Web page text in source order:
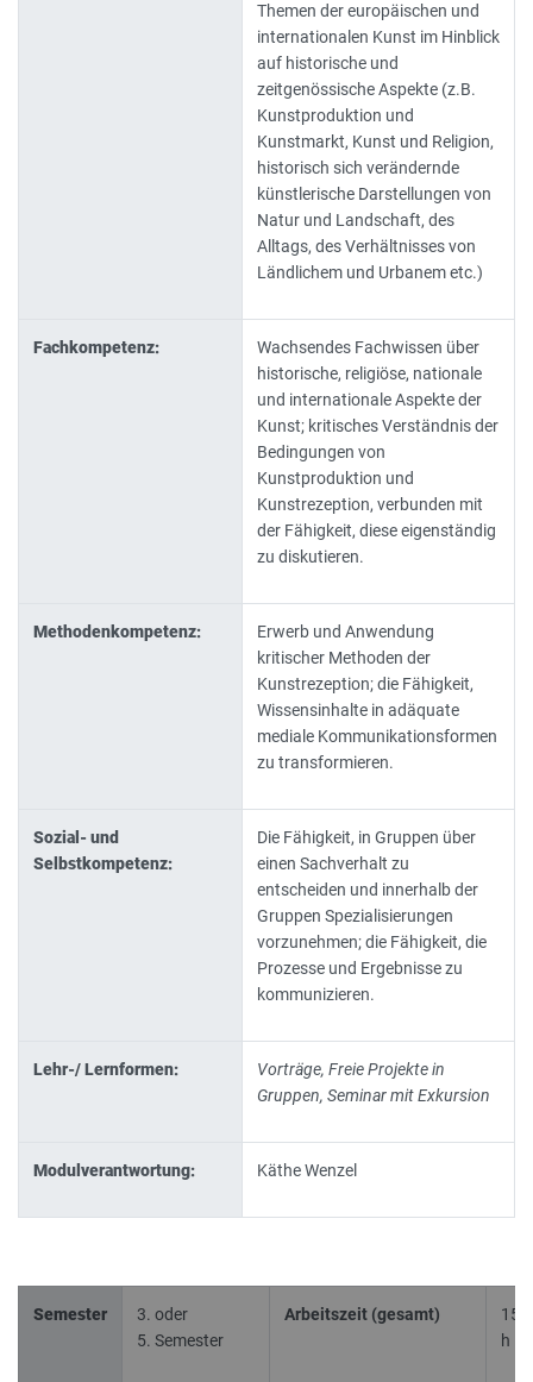
Themen der europäischen und
internationalen Kunst im Hinblick
auf historische und
zeitgenössische Aspekte (z.B.
Kunstproduktion und
Kunstmarkt, Kunst und Religion,
historisch sich verändernde
künstlerische Darstellungen von
Natur und Landschaft, des
Alltags, des Verhältnisses von
Ländlichem und Urbanem etc.)
Fachkompetenz:
Wachsendes Fachwissen über
historische, religiöse, nationale
und internationale Aspekte der
Kunst; kritisches Verständnis der
Bedingungen von
Kunstproduktion und
Kunstrezeption, verbunden mit
der Fähigkeit, diese eigenständig
zu diskutieren.
Methodenkompetenz:
Erwerb und Anwendung
kritischer Methoden der
Kunstrezeption; die Fähigkeit,
Wissensinhalte in adäquate
mediale Kommunikationsformen
zu transformieren.
Sozial- und
Selbstkompetenz:
Die Fähigkeit, in Gruppen über
einen Sachverhalt zu
entscheiden und innerhalb der
Gruppen Spezialisierungen
vorzunehmen; die Fähigkeit, die
Prozesse und Ergebnisse zu
kommunizieren.
Lehr-/ Lernformen:
Vorträge, Freie Projekte in
Gruppen, Seminar mit Exkursion
Modulverantwortung: Käthe Wenzel
Semester
3. oder
5. Semester
Arbeitszeit (gesamt)
150
h